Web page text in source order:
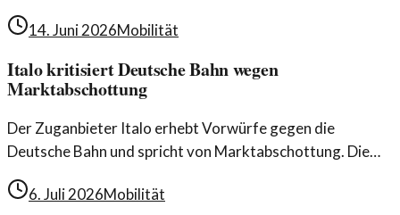
14. Juni 2026Mobilität
Italo kritisiert Deutsche Bahn wegen
Marktabschottung
Der Zuganbieter Italo erhebt Vorwürfe gegen die
Deutsche Bahn und spricht von Marktabschottung. Die
Wettbewerbsbedingungen im europäischen
6. Juli 2026Mobilität